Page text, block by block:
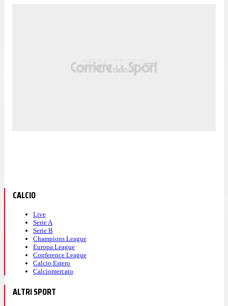
CALCIO
Live
Serie A
Serie B
Champions League
Europa League
Conference League
Calcio Estero
Calciomercato
ALTRI SPORT